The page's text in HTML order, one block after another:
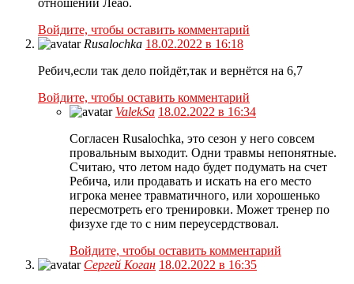
отношении Леао.
Войдите, чтобы оставить комментарий
Rusalochka 18.02.2022 в 16:18
Ребич,если так дело пойдёт,так и вернётся на 6,7
Войдите, чтобы оставить комментарий
ValekSa 18.02.2022 в 16:34
Согласен Rusalochka, это сезон у него совсем
провальным выходит. Одни травмы непонятные.
Считаю, что летом надо будет подумать на счет
Ребича, или продавать и искать на его место
игрока менее травматичного, или хорошенько
пересмотреть его тренировки. Может тренер по
физухе где то с ним переусердствовал.
Войдите, чтобы оставить комментарий
Сергей Коган 18.02.2022 в 16:35